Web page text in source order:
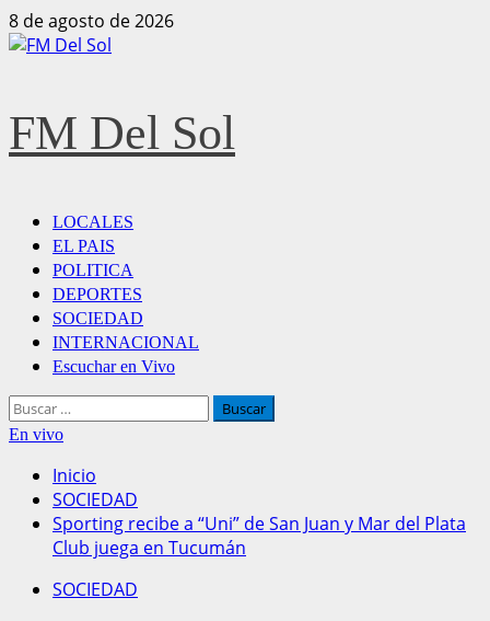
8 de agosto de 2026
FM Del Sol
LOCALES
EL PAIS
POLITICA
DEPORTES
SOCIEDAD
INTERNACIONAL
Escuchar en Vivo
En vivo
Inicio
SOCIEDAD
Sporting recibe a “Uni” de San Juan y Mar del Plata
Club juega en Tucumán
SOCIEDAD